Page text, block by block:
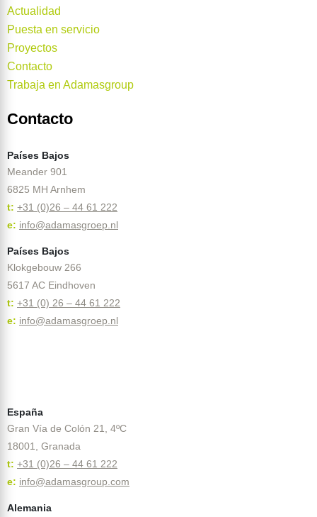
Actualidad
Puesta en servicio
Proyectos
Contacto
Trabaja en Adamasgroup
Contacto
Países Bajos
Meander 901
6825 MH Arnhem
t: +31 (0)26 – 44 61 222
e: info@adamasgroep.nl
Países Bajos
Klokgebouw 266
5617 AC Eindhoven
t: +31 (0) 26 – 44 61 222
e: info@adamasgroep .nl
España
Gran Vía de Colón 21, 4ºC
18001, Granada
t: +31 (0)26 – 44 61 222
e: info@adamasgroup.com
Alemania